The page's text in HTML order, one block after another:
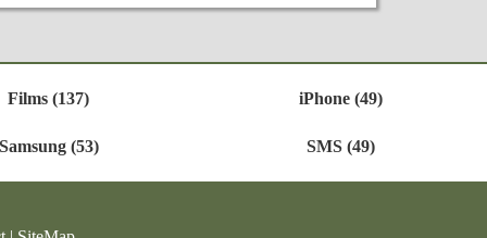
Films (137) iPhone (49)
Samsung (53) SMS (49)